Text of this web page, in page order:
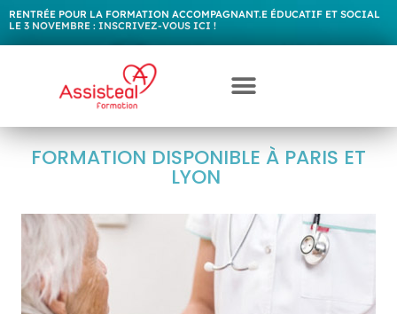
RENTRÉE POUR LA FORMATION ACCOMPAGNANT.E ÉDUCATIF ET SOCIAL
LE 3 NOVEMBRE : INSCRIVEZ-VOUS ICI !
LA DOULEUR DE LA
PERSONNE ÂGÉE
FORMATION DISPONIBLE À PARIS ET
LYON